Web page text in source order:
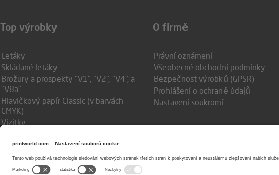
Top výrobky
Letáky
Skládané letáky
Brožury a prospekty "V1", "V2", "V4", a
"V8a"
Hlavičkový papír Classic (v barvách
CMYK)
Vizitky
Tisk v přímých barvách HKS &
Pantone
O firmě
Právní oznámení
Všeobecné obchodní podmínky
Bezpečnost výrobků (GPSR)
Prohlášení o ochraně údajů
Nastavení soukromí